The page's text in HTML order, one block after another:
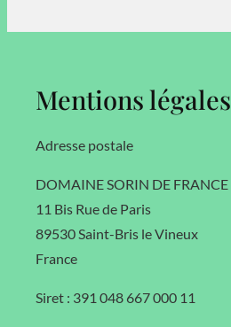
Mentions légales
Adresse postale
DOMAINE SORIN DE FRANCE
11 Bis Rue de Paris
89530 Saint-Bris le Vineux
France
Siret : 391 048 667 000 11